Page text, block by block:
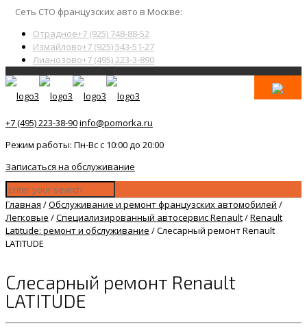
Сеть СТО французских авто в Москве:
Отрадное+7 (925) 748-88-52
Измайлово+7 (925) 543-51-27
Лианозово+7 (495) 223-3-890
+7 (495) 223-38-90info@pomorka.ru
Режим работы: Пн-Вс с 10:00 до 20:00
Записаться на обслуживание
Главная /Обслуживание и ремонт французских автомобилей /
Легковые /Специализированный автосервис Renault/Renault
Latitude: ремонт и обслуживание /Слесарный ремонт Renault
LATITUDE
Слесарный ремонт Renault
LATITUDE